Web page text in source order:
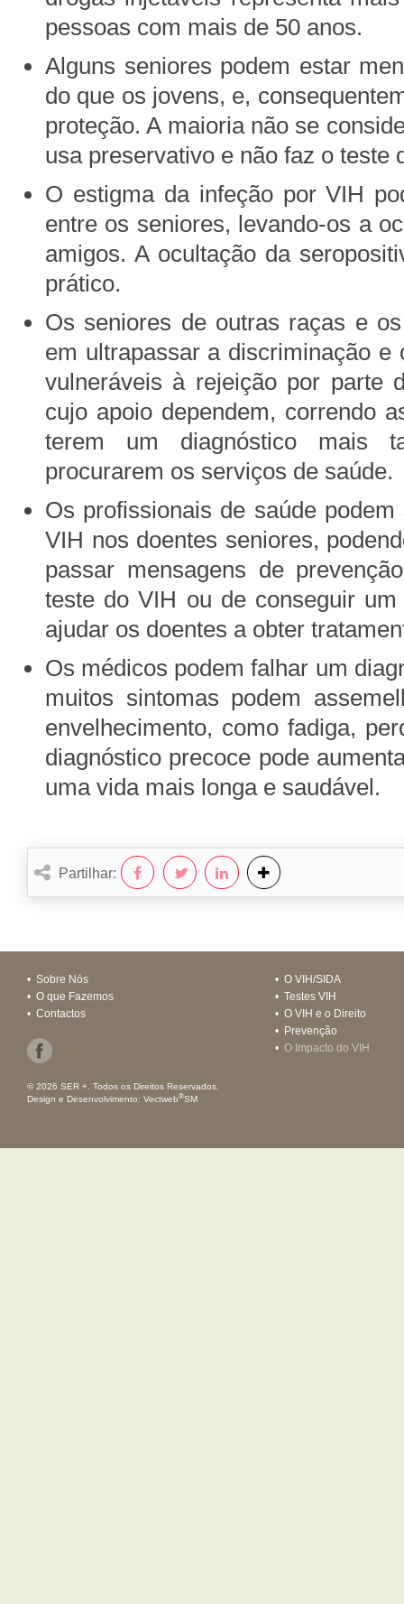
pessoas com mais de 50 anos.
Alguns seniores podem estar
do que os jovens, e,
proteção. A maioria não se
usa preservativo e não faz o teste
O estigma da infeção por VIH
entre os seniores, levando-os a
amigos. A ocultação da
prático.
Os seniores de outras raças e
em ultrapassar a discriminação
vulneráveis à rejeição por parte
cujo apoio dependem, correndo
terem um diagnóstico mais
procurarem os serviços de saúde.
Os profissionais de saúde
VIH nos doentes seniores,
passar mensagens de
teste do VIH ou de conseguir
ajudar os doentes a obter
Os médicos podem falhar um
muitos sintomas podem
envelhecimento, como fadiga,
diagnóstico precoce pode
uma vida mais longa e saudável.
Partilhar:
• Sobre Nós
• O que Fazemos
• Contactos
• O VIH/SIDA
• Testes VIH
• O VIH e o Direito
• Prevenção
• O Impacto do VIH
© 2026 SER +. Todos os Direitos Reservados.
Design e Desenvolvimento: Vectweb®SM